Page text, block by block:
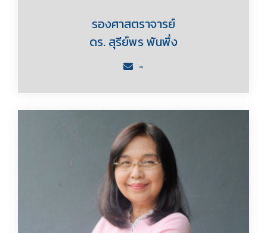
รองศาสตราจารย์
ดร. สุรีย์พร พันพึ่ง
-